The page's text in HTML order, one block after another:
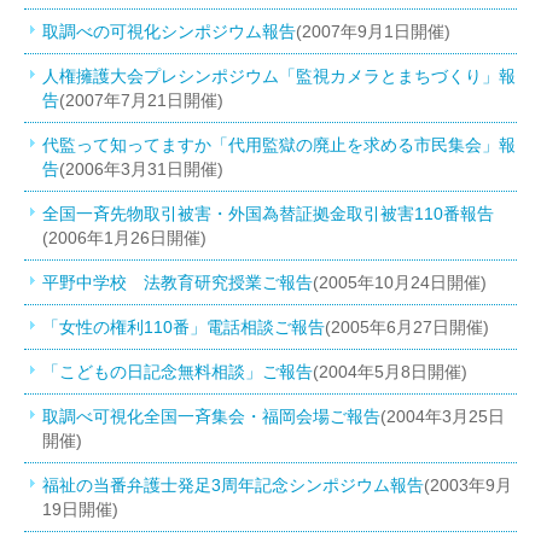
取調べの可視化シンポジウム報告(2007年9月1日開催)
人権擁護大会プレシンポジウム「監視カメラとまちづくり」報
告(2007年7月21日開催)
代監って知ってますか「代用監獄の廃止を求める市民集会」報
告(2006年3月31日開催)
全国一斉先物取引被害・外国為替証拠金取引被害110番報告
(2006年1月26日開催)
平野中学校 法教育研究授業ご報告(2005年10月24日開催)
「女性の権利110番」電話相談ご報告(2005年6月27日開催)
「こどもの日記念無料相談」ご報告(2004年5月8日開催)
取調べ可視化全国一斉集会・福岡会場ご報告(2004年3月25日
開催)
福祉の当番弁護士発足3周年記念シンポジウム報告(2003年9月
19日開催)